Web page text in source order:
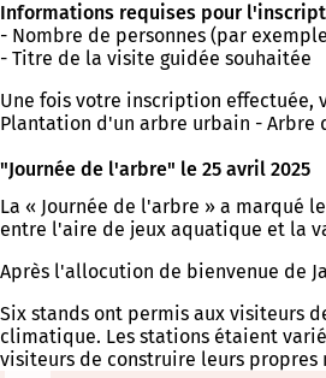
Informations requises pour
- Nombre de personnes (par
- Titre de la visite guidée souhaitée
Une fois votre inscription
Plantation d'un arbre urbain - Arbre
"Journée de l'arbre" le 25 avril 2025
La « Journée de l'arbre » a marqué
entre l'aire de jeux aquatique et la
Après l'allocution de bienvenue de
Six stands ont permis aux visiteurs
climatique. Les stations étaient
visiteurs de construire leurs